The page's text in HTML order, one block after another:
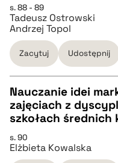
pobierz cytat
BIBTEX
pobierz cytat
s. 88 - 89
Tadeusz Ostrowski
Andrzej Topol
Zacytuj Udostępnij
CZYSTY TEKST
pobierz cytat
Nauczanie idei
zajęciach z
szkołach
s. 90
Elżbieta Kowalska